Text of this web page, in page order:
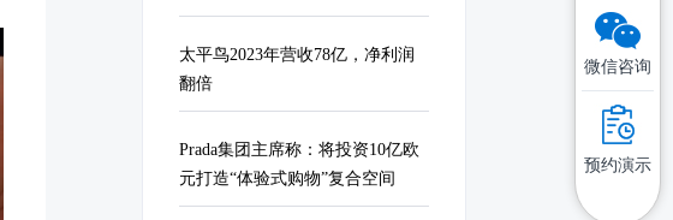
太平鸟2023年营收78亿，净利润
翻倍
Prada集团主席称：将投资10亿欧
元打造“体验式购物”复合空间
微信咨询
预约演示